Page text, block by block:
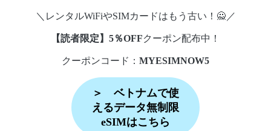
＼レンタルWiFiやSIMカードはもう古い！🙅／
【読者限定】5％OFFクーポン配布中！
クーポンコード： MYESIMNOW5
＞ ベトナムで使
えるデータ無制限
eSIMはこちら